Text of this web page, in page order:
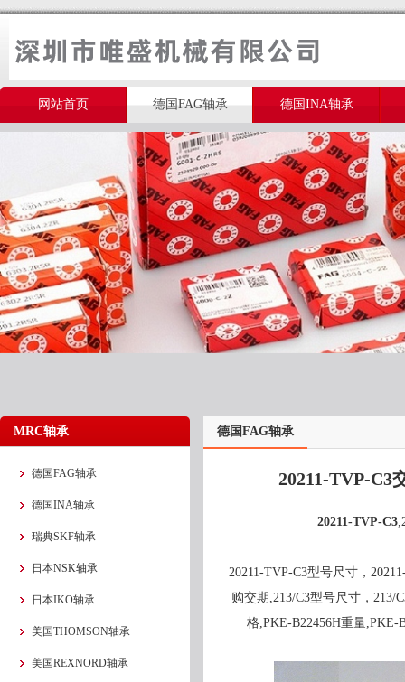
网站首页 德国FAG轴承 德国INA轴承
MRC轴承
德国FAG轴承
德国INA轴承
瑞典SKF轴承
日本NSK轴承
日本IKO轴承
美国THOMSON轴承
美国REXNORD轴承
德国FAG轴承
20211-TVP-C3
20211-TVP-C3
20211-TVP-C3型号尺寸，
购交期,213/C3型号尺寸，213/
格,PKE-B22456H重量,PKE-